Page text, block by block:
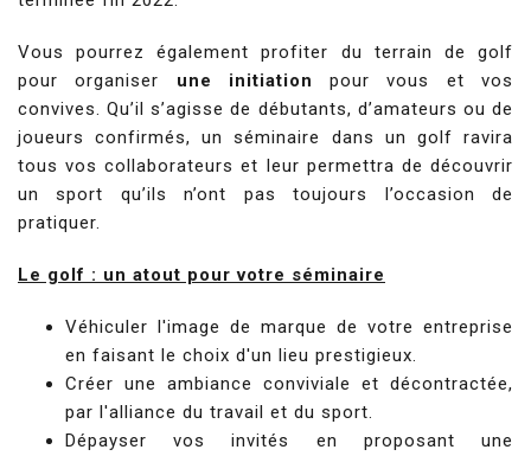
Vous pourrez également profiter du terrain de golf
pour organiser une initiation
pour vous et vos
convives. Qu’il s’agisse de débutants, d’amateurs ou de
joueurs confirmés, un séminaire dans un golf ravira
tous vos collaborateurs et leur permettra de découvrir
un sport qu’ils n’ont pas toujours l’occasion de
pratiquer.
Le golf : un atout pour votre séminaire
Véhiculer l'image de marque de votre entreprise
en faisant le choix d'un lieu prestigieux.
Créer une ambiance conviviale et décontractée,
par l'alliance du travail et du sport.
Dépayser vos invités en proposant une